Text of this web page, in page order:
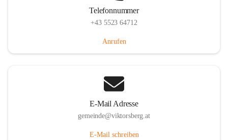
Telefonnummer
+43 5523 64712
Anrufen
E-Mail Adresse
gemeinde@viktorsberg.at
E-Mail schreiben